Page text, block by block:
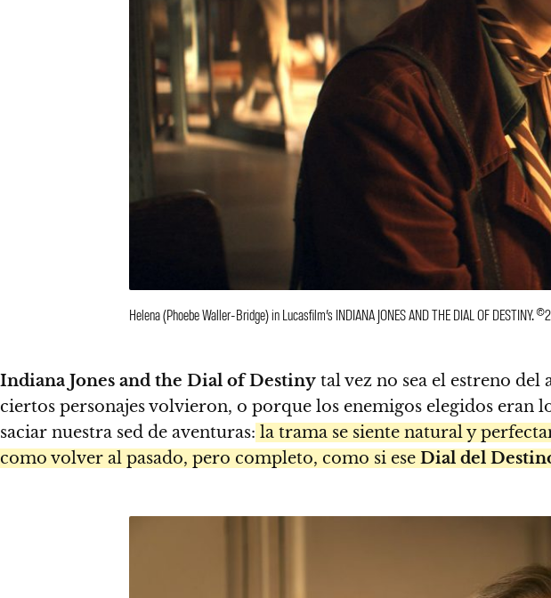
Helena (Phoebe Waller-Bridge) in Lucasfilm’s INDIANA JONES AND THE DIAL OF
Indiana Jones and the Dial of Destiny tal vez no sea el estreno
ciertos personajes volvieron, o porque los enemigos elegidos eran
saciar nuestra sed de aventuras: la trama se siente natural y
como volver al pasado, pero completo, como si ese Dial del